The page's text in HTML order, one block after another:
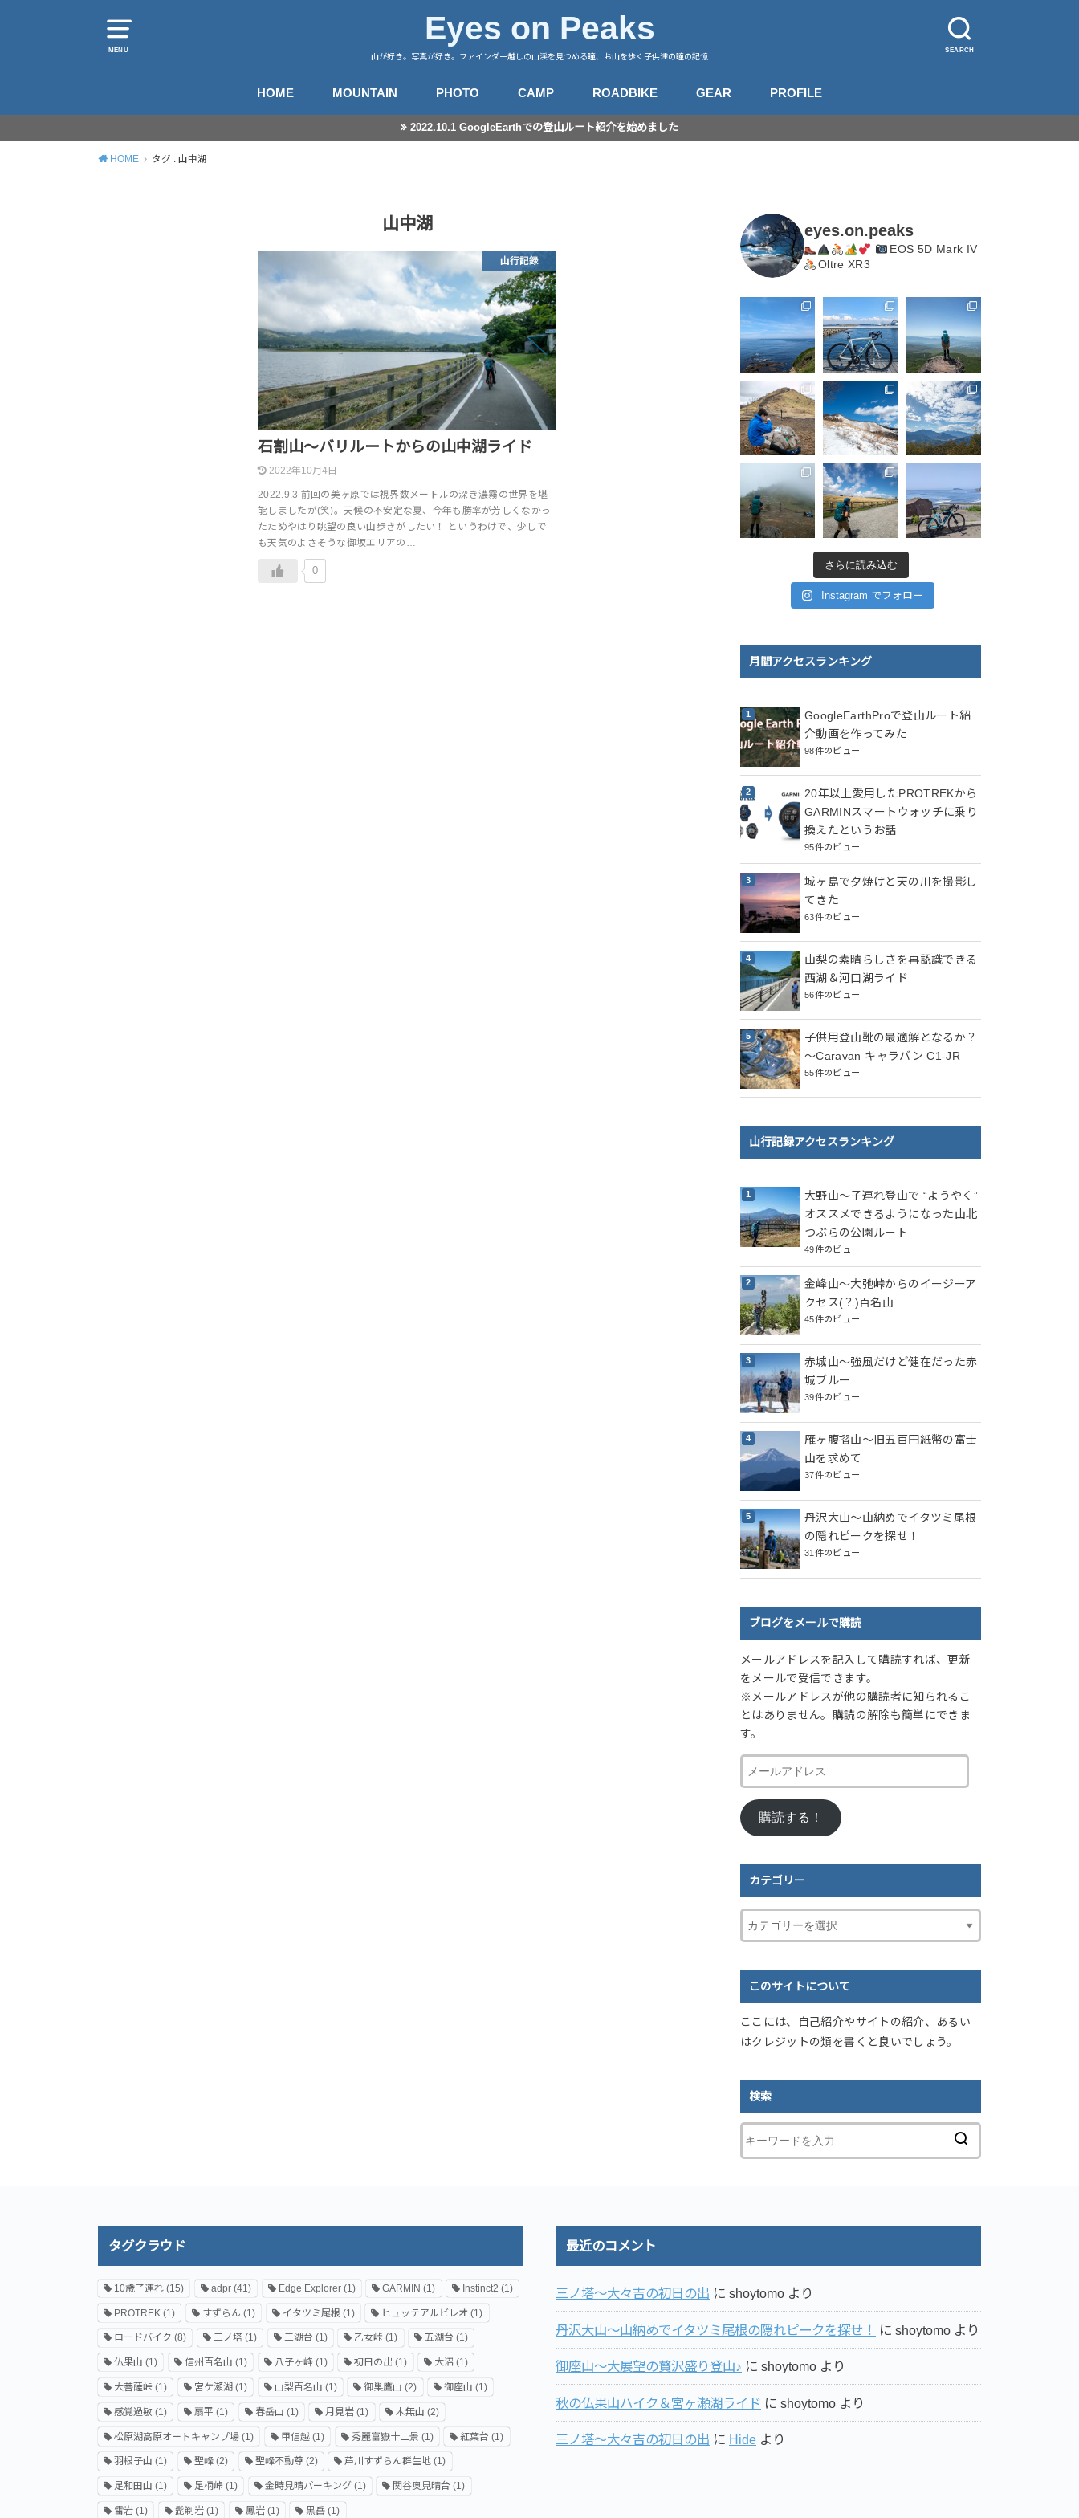
MENU SEARCH
Eyes on Peaks
山が好き。写真が好き。ファインダー越しの山渓を見つめる瞳、お山を歩く子供達の瞳の記憶
HOME MOUNTAIN
中央アルプス
南アルプス
八ヶ岳
谷川・武尊
赤城・榛名・荒船
四阿山
奥秩父
奥武蔵
高尾・陣馬
富士・御坂
丹沢
伊豆・愛鷹
箱根・湯河原
東海
房総・三浦
子連れ登山のこと
登山とITと
登山ギア
登山ギア(子供用)
PHOTO
カメラ
レンズ
星景撮影
日常スナップ
CAMP
キャンプサイト
ROADBIKE
ライドログ
GEAR PROFILE
2022.10.1 GoogleEarthでの登山ルート紹介を始めました
HOME タグ : 山中湖
山中湖
山行記録
石割山～バリルートからの山中湖ライド
2022年10月4日
2022.9.3 前回の美ヶ原では視界数メートルの深き濃霧の世界を堪
能しましたが(笑)。天候の不安定な夏、今年も勝率が芳しくなかっ
たためやはり眺望の良い山歩きがしたい！ というわけで、少しで
も天気のよさそうな御坂エリアの…
0
eyes.on.peaks
EOS 5D Mark IV
Oltre XR3
さらに読み込む
Instagram でフォロー
月間アクセスランキング
GoogleEarthProで登山ルート紹
介動画を作ってみた
98件のビュー
20年以上愛用したPROTREKから
GARMINスマートウォッチに乗り
換えたというお話
95件のビュー
城ヶ島で夕焼けと天の川を撮影し
てきた
63件のビュー
山梨の素晴らしさを再認識できる
西湖＆河口湖ライド
56件のビュー
子供用登山靴の最適解となるか？
～Caravan キャラバン C1-JR
55件のビュー
山行記録アクセスランキング
大野山～子連れ登山で “ようやく”
オススメできるようになった山北
つぶらの公園ルート
49件のビュー
金峰山～大弛峠からのイージーア
クセス(？)百名山
45件のビュー
赤城山～強風だけど健在だった赤
城ブルー
39件のビュー
雁ヶ腹摺山～旧五百円紙幣の富士
山を求めて
37件のビュー
丹沢大山～山納めでイタツミ尾根
の隠れピークを探せ！
31件のビュー
ブログをメールで購読
メールアドレスを記入して購読すれば、更新
をメールで受信できます。
※メールアドレスが他の購読者に知られるこ
とはありません。購読の解除も簡単にできま
す。
ル
ア
ド
購読する！
カテゴリー
このサイトについて
ここには、自己紹介やサイトの紹介、あるい
はクレジットの類を書くと良いでしょう。
検索
タグクラウド
10歳子連れ (15) adpr(41) Edge Explorer(1) GARMIN (1) Instinct2 (1)
PROTREK (1) すずらん (1) イタツミ尾根 (1) ヒュッテアルビレオ (1)
ロードバイク (8) 三ノ塔(1) 三湖台 (1) 乙女峠 (1) 五湖台 (1)
仏果山 (1) 信州百名山 (1) 八子ヶ峰(1) 初日の出 (1) 大沼 (1)
大菩薩峠 (1) 宮ケ瀬湖 (1) 山梨百名山 (1) 御巣鷹山 (2) 御座山 (1)
感覚過敏 (1) 扇平 (1) 春岳山 (1) 月見岩 (1) 木無山 (2)
松原湖高原オートキャンプ場 (1) 甲信越(1) 秀麗富嶽十二景 (1) 紅葉台 (1)
羽根子山 (1) 聖峰(2) 聖峰不動尊(2) 芦川すずらん群生地 (1)
足和田山 (1) 足柄峠(1) 金時見晴パーキング(1) 関谷奥見晴台 (1)
雷岩 (1) 髭剃岩(1) 鳳岩(1) 黒岳 (1)
最近のコメント
三ノ塔～大々吉の初日の出 に shoytomo より
丹沢大山～山納めでイタツミ尾根の隠れピークを探せ！ に shoytomo より
御座山～大展望の贅沢盛り登山♪ に shoytomo より
秋の仏果山ハイク＆宮ヶ瀬湖ライド に shoytomo より
三ノ塔～大々吉の初日の出 に Hide より